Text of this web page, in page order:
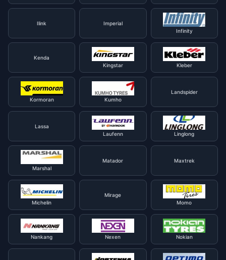
Ilink
Imperial
Infinity
Kenda
Kingstar
Kleber
Kormoran Kumho
Landspider
Lassa
Laufenn
Linglong
Marshal
Matador Maxtrek
Michelin
Mirage
Momo
Nankang Nexen Nokian